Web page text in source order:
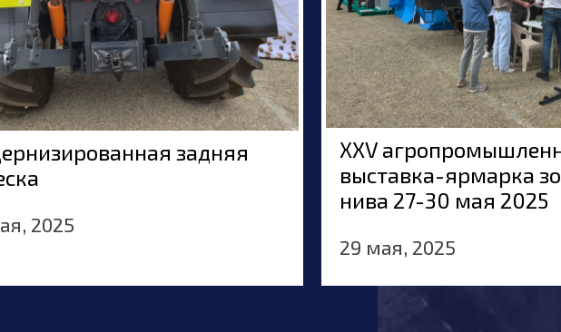
задняя
2025
XXV
выставка-ярмарка
нива 27-30 мая 2025
29 мая, 2025